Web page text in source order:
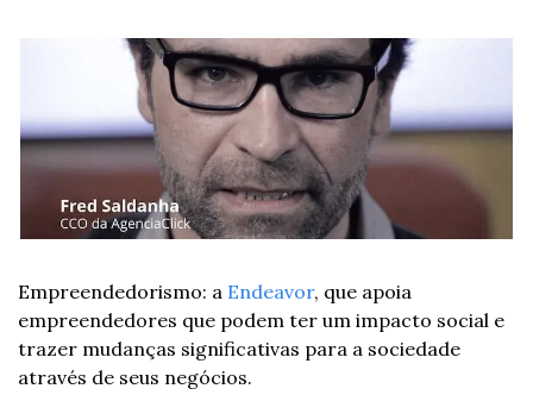
Empreendedorismo: a Endeavor, que apoia
empreendedores que podem ter um impacto social e
trazer mudanças significativas para a sociedade
através de seus negócios.